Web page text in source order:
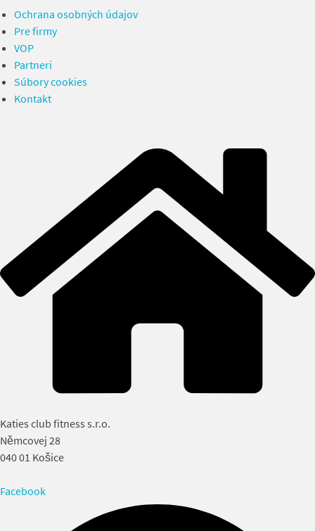
Ochrana osobných údajov
Pre firmy
VOP
Partneri
Súbory cookies
Kontakt
Katies club fitness s.r.o.
Němcovej 28
040 01 Košice
Facebook